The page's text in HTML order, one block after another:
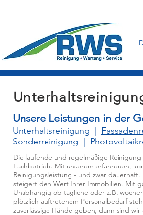
Die laufende und regelmäßige
Fachbetrieb. Mit unserem erfahrenen,
Reinigungsleistung - und zwar
steigert den Wert Ihrer Immobilien. Mit
Unabhängig ob tägliche oder z.B.
plötzlich auftretenem Personalbedarf
zuverlässige Hände geben, dann sind
Unsere Leistungen in der
Unterhaltsreinigung Fassaden
Sonderreinigung